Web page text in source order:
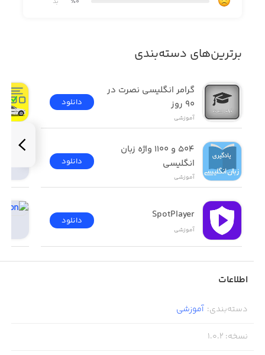
برترین‌های دسته‌بندی
گرامر انگلیسی نصرت در
٩٠ روز
آموزشی
دانلود
انگلیسی
آموزشی
دانلود
SpotPlayer
آموزشی
دانلود
اطلاعات
دسته‌بندی: آموزشی
نسخه:
1.0.2